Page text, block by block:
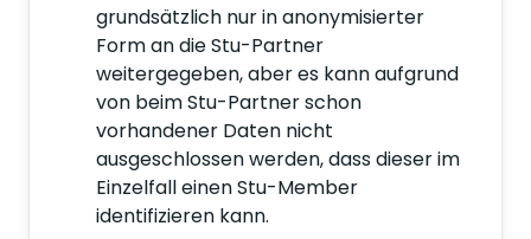
grundsätzlich nur in anonymisierter
Form an die Stu-Partner
weitergegeben, aber es kann aufgrund
von beim Stu-Partner schon
vorhandener Daten nicht
ausgeschlossen werden, dass dieser im
Einzelfall einen Stu-Member
identifizieren kann.